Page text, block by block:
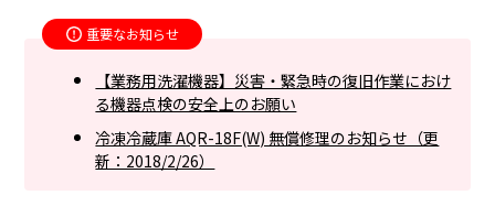
重要なお知らせ
【業務用洗濯機器】災害・緊急時の復旧作業におけ
る機器点検の安全上のお願い
冷凍冷蔵庫 AQR-18F(W) 無償修理のお知らせ（更
新：2018/2/26）